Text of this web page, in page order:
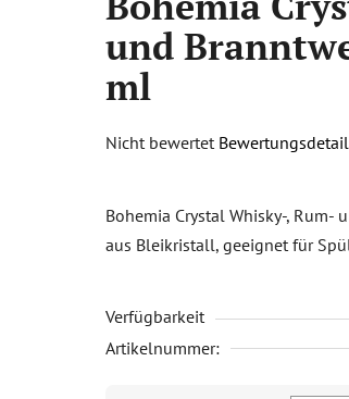
und
ml
Die
ist
0,0
5
Sternen.
Nicht bewertet
Bohemia Crystal Whisky-,
aus Bleikristall, geeignet für
Verfügbarkeit
Artikelnummer: